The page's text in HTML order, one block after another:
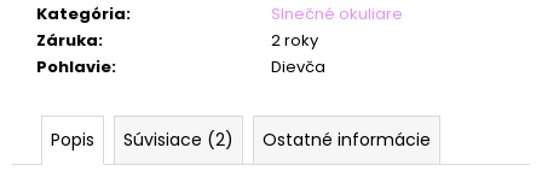
Kategória:
Slnečné okuliare
Záruka:
2 roky
Pohlavie: Dievča
Popis Súvisiace (2) Ostatné informácie
e